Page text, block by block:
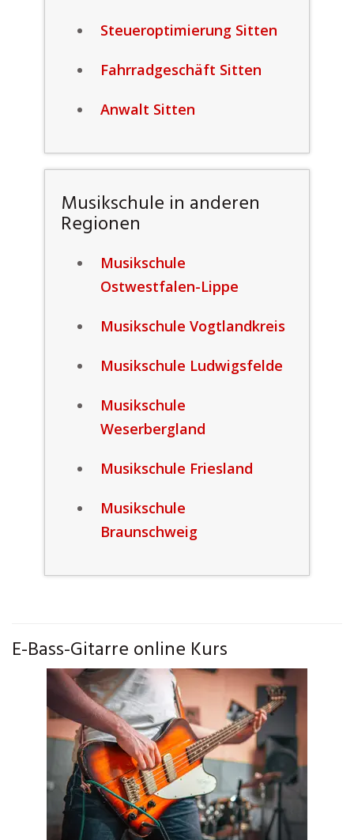
Steueroptimierung Sitten
Fahrradgeschäft Sitten
Anwalt Sitten
Musikschule in anderen
Regionen
Musikschule
Ostwestfalen-Lippe
Musikschule Vogtlandkreis
Musikschule Ludwigsfelde
Musikschule
Weserbergland
Musikschule Friesland
Musikschule
Braunschweig
E-Bass-Gitarre online Kurs